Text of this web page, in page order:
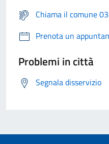
Chiama il comune
Prenota un
Problemi in città
Segnala disservizio